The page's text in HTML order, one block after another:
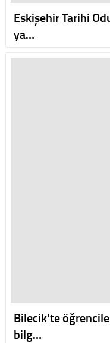
Eskişehir Tarihi
ya…
Bilecik'te
bilg…